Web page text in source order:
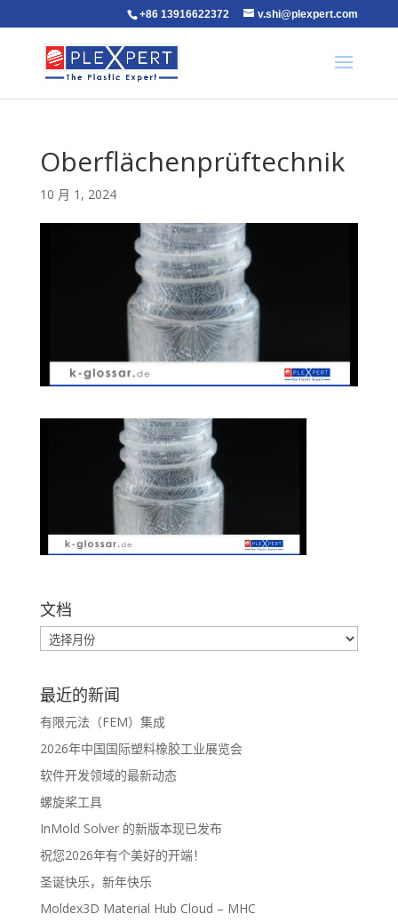
+86 13916622372 v.shi@plexpert.com
Oberflächenprüftechnik
10 月 1, 2024
文档
最近的新闻
有限元法（FEM）集成
2026年中国国际塑料橡胶工业展览会
软件开发领域的最新动态
螺旋桨工具
InMold Solver 的新版本现已发布
祝您2026年有个美好的开端！
圣诞快乐，新年快乐
Moldex3D Material Hub Cloud – MHC